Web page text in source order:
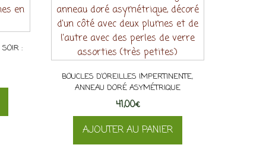
:
BOUCLES D’OREILLES IMPERTINENTE,
ANNEAU DORÉ ASYMÉTRIQUE
41,00€
AJOUTER AU PANIER